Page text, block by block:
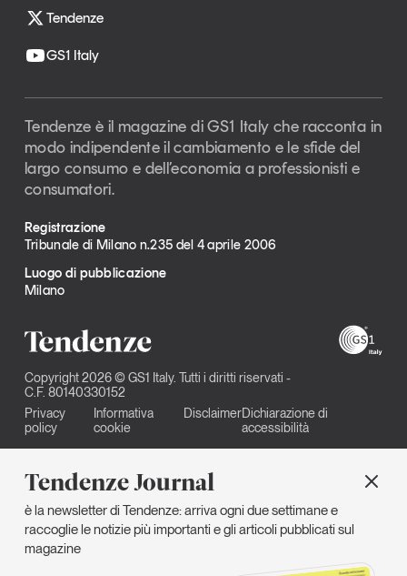
Tendenze Journal
è la newsletter di Tendenze: arriva ogni due settimane e
raccoglie le notizie più importanti e gli articoli pubblicati sul
magazine
Tendenze
GS1 Italy
Tendenze è il magazine di GS1 Italy che racconta in
modo indipendente il cambiamento e le sfide del
largo consumo e dell’economia a professionisti e
consumatori.
Registrazione
Tribunale di Milano n.235 del 4 aprile 2006
Luogo di pubblicazione
Milano
Copyright 2026 © GS1 Italy. Tutti i diritti riservati -
C.F. 80140330152
Privacy
policy
Informativa
cookie
DisclaimerDichiarazione di
accessibilità